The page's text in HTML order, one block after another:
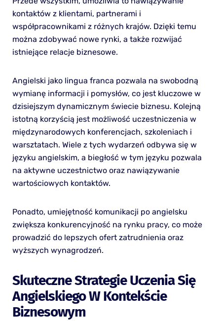
kontaktów z klientami, partnerami i
współpracownikami z różnych krajów. Dzięki temu
można zdobywać nowe rynki, a także rozwijać
istniejące relacje biznesowe.
Angielski jako lingua franca pozwala na swobodną
wymianę informacji i pomysłów, co jest kluczowe w
dzisiejszym dynamicznym świecie biznesu. Kolejną
istotną korzyścią jest możliwość uczestniczenia w
międzynarodowych konferencjach, szkoleniach i
warsztatach. Wiele z tych wydarzeń odbywa się w
języku angielskim, a biegłość w tym języku pozwala
na aktywne uczestnictwo oraz nawiązywanie
wartościowych kontaktów.
Ponadto, umiejętność komunikacji po angielsku
zwiększa konkurencyjność na rynku pracy, co może
prowadzić do lepszych ofert zatrudnienia oraz
wyższych wynagrodzeń.
Skuteczne Strategie Uczenia Się
Angielskiego W Kontekście
Biznesowym